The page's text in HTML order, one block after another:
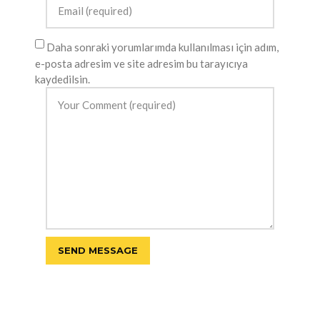
Daha sonraki yorumlarımda kullanılması için adım,
e-posta adresim ve site adresim bu tarayıcıya
kaydedilsin.